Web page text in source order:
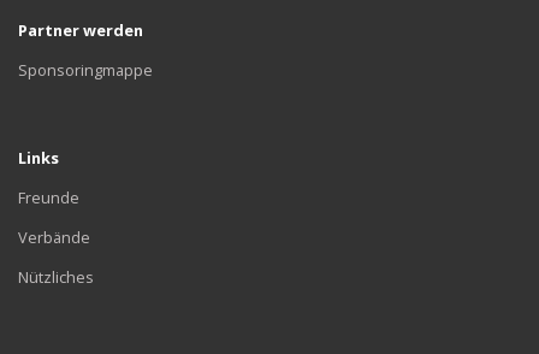
Partner werden
Sponsoringmappe
Links
Freunde
Verbände
Nützliches